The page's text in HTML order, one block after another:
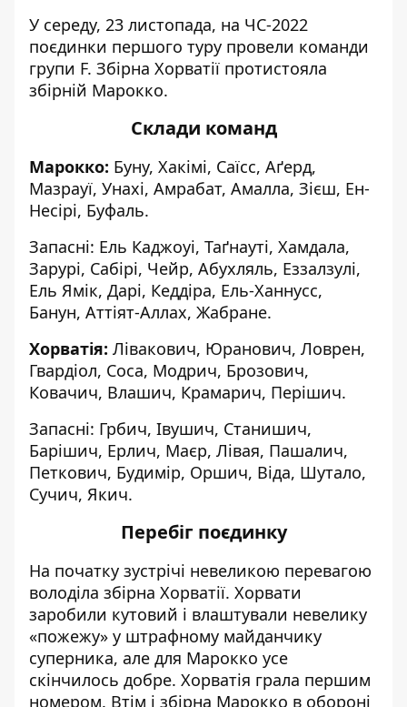
У середу, 23 листопада, на ЧС-2022
поєдинки першого туру провели команди
групи F. Збірна Хорватії протистояла
збірній Марокко.
Склади команд
Марокко: Буну, Хакімі, Саїсс, Аґерд,
Мазрауї, Унахі, Амрабат, Амалла, Зієш, Ен-
Несірі, Буфаль.
Запасні: Ель Каджоуі, Таґнауті, Хамдала,
Зарурі, Сабірі, Чейр, Абухляль, Еззалзулі,
Ель Ямік, Дарі, Кеддіра, Ель-Ханнусс,
Банун, Аттіят-Аллах, Жабране.
Хорватія: Лівакович, Юранович, Ловрен,
Гвардіол, Соса, Модрич, Брозович,
Ковачич, Влашич, Крамарич, Перішич.
Запасні: Грбич, Івушич, Станишич,
Барішич, Ерлич, Маєр, Лівая, Пашалич,
Петкович, Будимір, Оршич, Віда, Шутало,
Сучич, Якич.
Перебіг поєдинку
На початку зустрічі невеликою перевагою
володіла збірна Хорватії. Хорвати
заробили кутовий і влаштували невелику
«пожежу» у штрафному майданчику
суперника, але для Марокко усе
скінчилось добре. Хорватія грала першим
номером. Втім і збірна Марокко в обороні